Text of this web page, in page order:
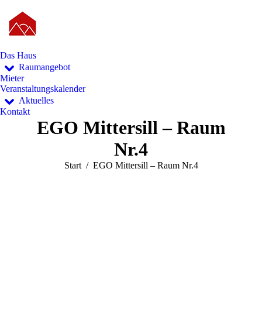
Das Haus
Raumangebot
Mieter
Veranstaltungskalender
Aktuelles
Kontakt
EGO Mittersill – Raum
Nr.4
Sie befinden sich hier:
Start EGO Mittersill – Raum Nr.4